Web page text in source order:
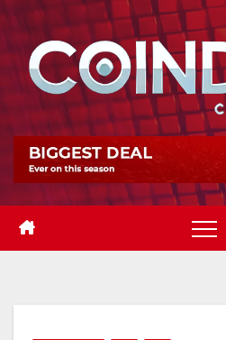
Skip
content